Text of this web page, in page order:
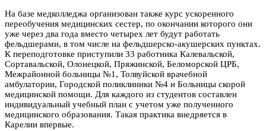
На базе медколледжа организован также курс ускоренного
переобучения медицинских сестер, по окончании которого они
уже через два года вместо четырех лет будут работать
фельдшерами, в том числе на фельдшерско-акушерских пунктах.
К переподготовке приступили 33 работника Калевальской,
Сортавальской, Олонецкой, Пряжинской, Беломорской ЦРБ,
Межрайонной больницы №1, Толвуйской врачебной
амбулатории, Городской поликлиники №4 и Больницы скорой
медицинской помощи. Для каждого из студентов составлен
индивидуальный учебный план с учетом уже полученного
медицинского образования. Такая практика внедряется в
Карелии впервые.